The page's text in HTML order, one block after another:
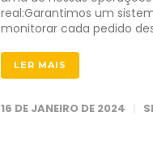
real:Garantimos um
monitorar cada pedido
LER MAIS
16 DE JANEIRO DE 2024